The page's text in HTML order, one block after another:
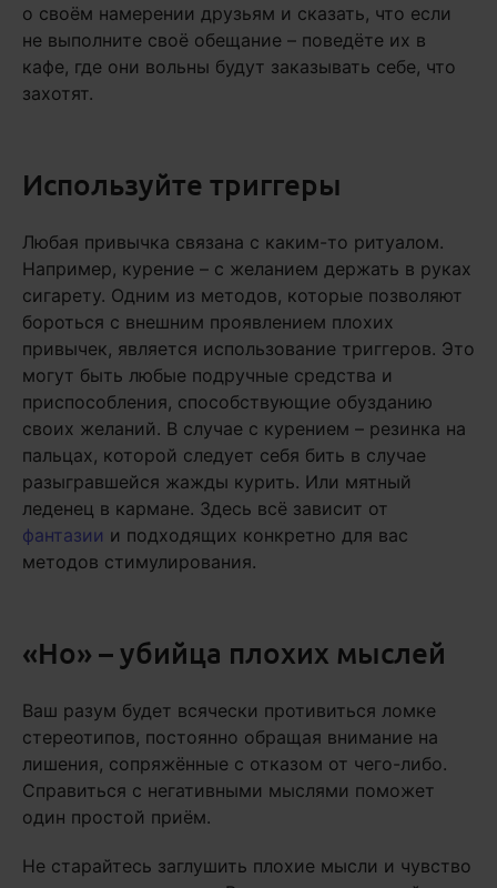
о своём намерении друзьям и сказать, что если
не выполните своё обещание – поведёте их в
кафе, где они вольны будут заказывать себе, что
захотят.
Используйте триггеры
Любая привычка связана с каким-то ритуалом.
Например, курение – с желанием держать в руках
сигарету. Одним из методов, которые позволяют
бороться с внешним проявлением плохих
привычек, является использование триггеров. Это
могут быть любые подручные средства и
приспособления, способствующие обузданию
своих желаний. В случае с курением – резинка на
пальцах, которой следует себя бить в случае
разыгравшейся жажды курить. Или мятный
леденец в кармане. Здесь всё зависит от
фантазии и подходящих конкретно для вас
методов стимулирования.
«Но» – убийца плохих мыслей
Ваш разум будет всячески противиться ломке
стереотипов, постоянно обращая внимание на
лишения, сопряжённые с отказом от чего-либо.
Справиться с негативными мыслями поможет
один простой приём.
Не старайтесь заглушить плохие мысли и чувство